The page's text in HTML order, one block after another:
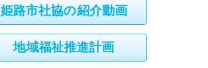
姫路市社協の紹介動画
地域福祉推進計画